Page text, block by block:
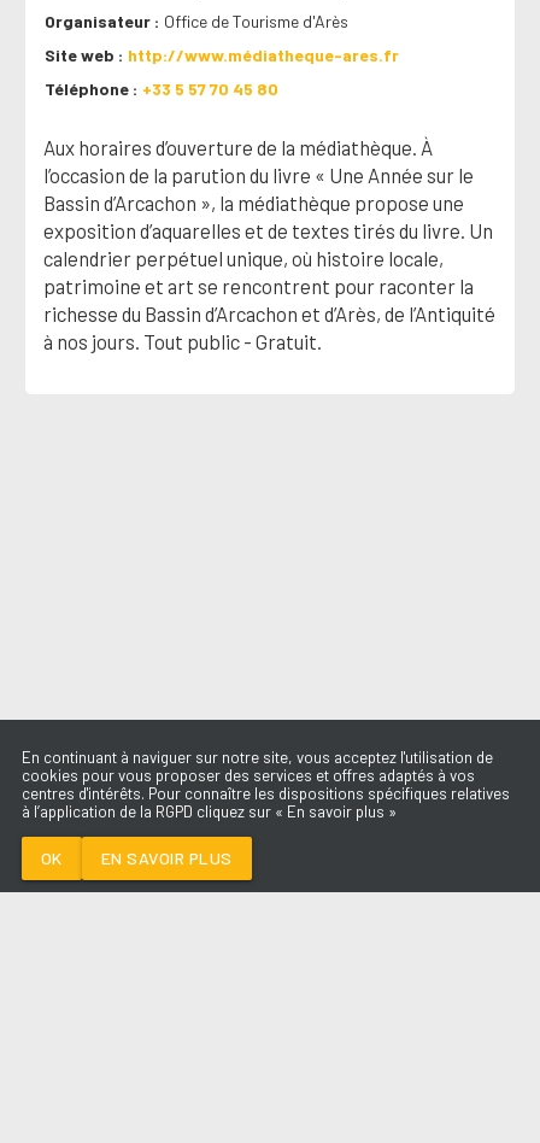
AU BOUT DE MES
Organisateur
Office de Tourisme d'Arès
Site web
http://www.médiatheque-ares.fr
Téléphone
+33 5 57 70 45 80
Aux horaires d’ouverture de la médiathèque. À
l’occasion de la parution du livre « Une Année sur le
Bassin d’Arcachon », la médiathèque propose une
exposition d’aquarelles et de textes tirés du livre. Un
calendrier perpétuel unique, où histoire locale,
patrimoine et art se rencontrent pour raconter la
richesse du Bassin d’Arcachon et d’Arès, de l’Antiquité
à nos jours. Tout public - Gratuit.
En continuant à naviguer sur notre site, vous acceptez l'utilisation de
cookies pour vous proposer des services et offres adaptés à vos
centres d'intérêts. Pour connaître les dispositions spécifiques relatives
à l’application de la RGPD cliquez sur « En savoir plus »
OK EN SAVOIR PLUS